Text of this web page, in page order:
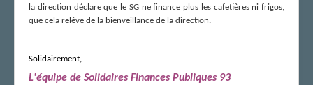
la direction déclare que le SG ne finance plus les cafetières ni frigos,
que cela relève de la bienveillance de la direction.
Solidairement,
L'équipe de Solidaires Finances Publiques 93